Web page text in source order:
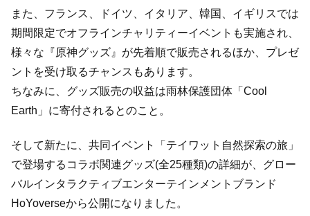
また、フランス、ドイツ、イタリア、韓国、イギリスでは
期間限定でオフラインチャリティーイベントも実施され、
様々な『原神グッズ』が先着順で販売されるほか、プレゼ
ントを受け取るチャンスもあります。
ちなみに、グッズ販売の収益は雨林保護団体「Cool
Earth」に寄付されるとのこと。
そして新たに、共同イベント「テイワット自然探索の旅」
で登場するコラボ関連グッズ(全25種類)の詳細が、グロー
バルインタラクティブエンターテインメントブランド
HoYoverseから公開になりました。